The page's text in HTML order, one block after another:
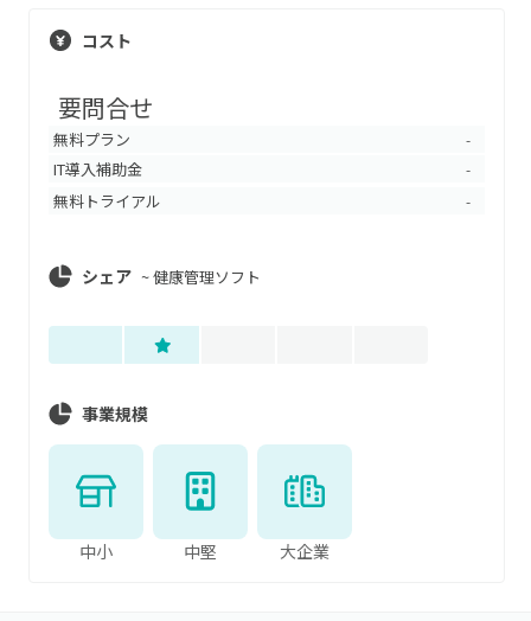
コスト
要問合せ
無料プラン -
IT導入補助金 -
無料トライアル -
シェア ~健康管理ソフト
事業規模
中小 中堅 大企業